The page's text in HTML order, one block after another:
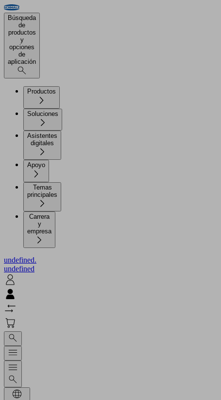
Búsqueda
de
productos
y
opciones
de
aplicación
Productos
Soluciones
Asistentes
Apoyo
Temas
principales
Carrera
y
empresa
undefined.
undefined